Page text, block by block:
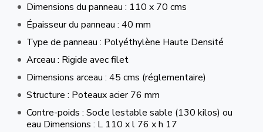
Dimensions du panneau : 110 x 70 cms
Épaisseur du panneau : 40 mm
Type de panneau : Polyéthylène Haute Densité
Arceau : Rigide avec filet
Dimensions arceau : 45 cms (réglementaire)
Structure : Poteaux acier 76 mm
Contre-poids : Socle lestable sable (130 kilos) ou
eau Dimensions : L 110 x l 76 x h 17